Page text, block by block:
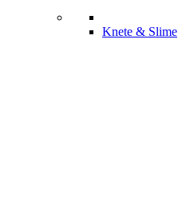
Knete & Slime